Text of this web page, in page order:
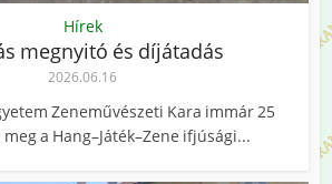
Hírek
megnyitó és díjátadás
2026.06.16
Zeneművészeti Kara immár 25
a Hang–Játék–Zene ifjúsági...